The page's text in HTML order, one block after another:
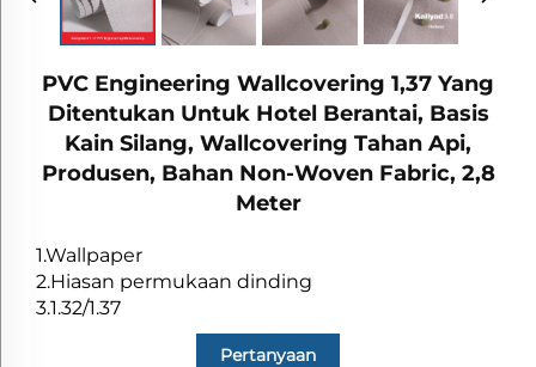
PVC Engineering Wallcovering 1,37 Yang
Ditentukan Untuk Hotel Berantai, Basis
Kain Silang, Wallcovering Tahan Api,
Produsen, Bahan Non-Woven Fabric, 2,8
Meter
1.Wallpaper
2.Hiasan permukaan dinding
3.1.32/1.37
Pertanyaan